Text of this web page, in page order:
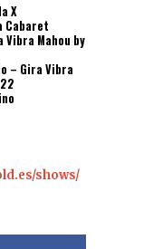
X
Cabaret
Vibra Mahou by
– Gira Vibra
shows/